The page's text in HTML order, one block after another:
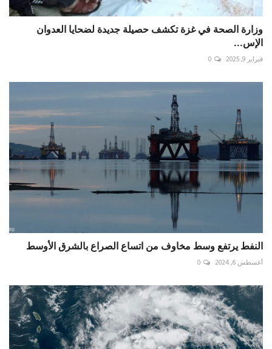
وزارة الصحة في غزة تكشف حصيلة جديدة لضحايا العدوان
الإس...
فبراير 9, 2025 0
النفط يرتفع وسط مخاوف من اتساع الصراع بالشرق الأوسط
أغسطس 6, 2024 0